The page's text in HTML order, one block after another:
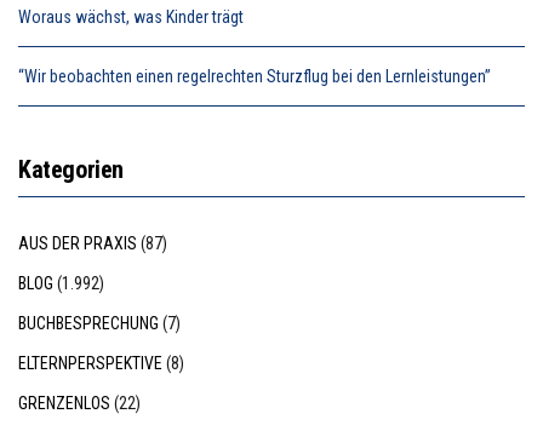
Woraus wächst, was Kinder trägt
“Wir beobachten einen regelrechten Sturzflug bei den Lernleistungen”
Kategorien
AUS DER PRAXIS (87)
BLOG (1.992)
BUCHBESPRECHUNG (7)
ELTERNPERSPEKTIVE (8)
GRENZENLOS (22)